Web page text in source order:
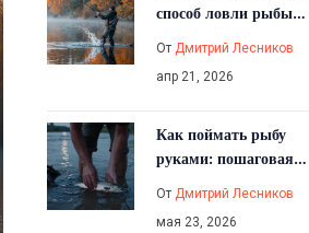
способ ловли рыбы
От Дмитрий Лесников
апр 21, 2026
Как поймать рыбу
руками: пошаговая
места и виды рыб
От Дмитрий Лесников
мая 23, 2026